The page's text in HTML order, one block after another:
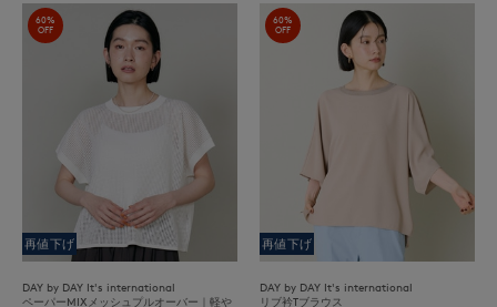
60%
OFF
再値下げ
DAY by DAY It's international
ペーパーMIXメッシュプルオーバー｜軽や
60%
OFF
再値下げ
DAY by DAY It's international
リブ衿Tブラウス